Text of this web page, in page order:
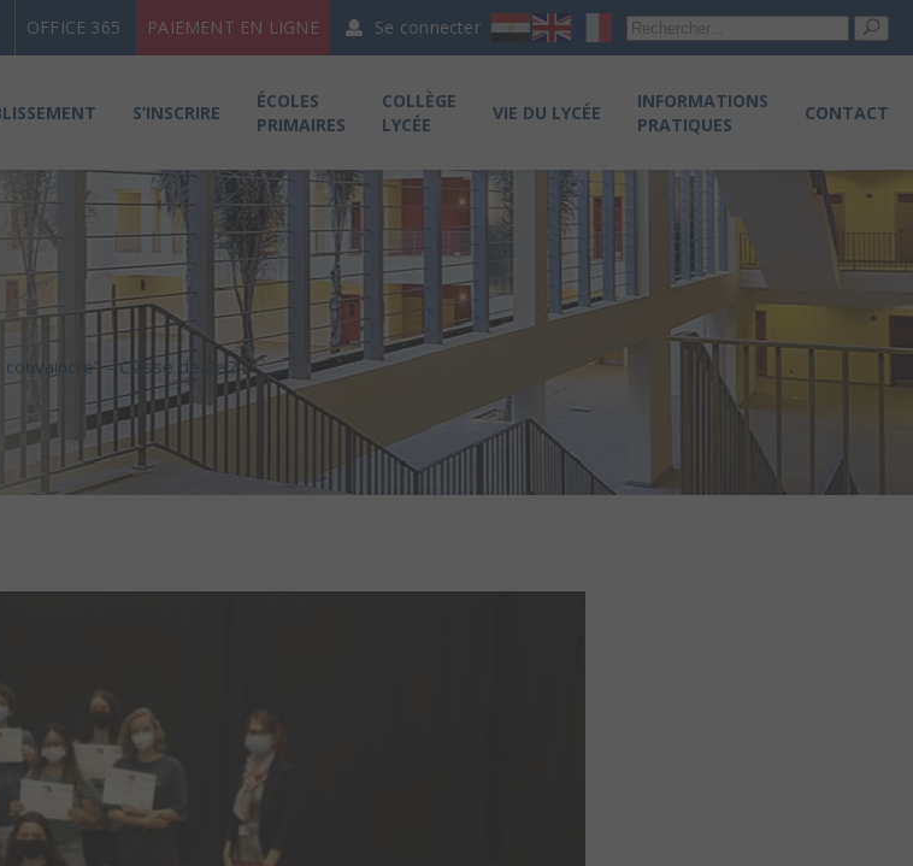
OFFICE 365 PAIEMENT EN LIGNE Se connecter
S’INSCRIRE
ÉCOLES
PRIMAIRES
COLLÈGE
LYCÉE
VIE DU LYCÉE
INFORMATIONS
PRATIQUES
CONTACT
– Classe de 2e2